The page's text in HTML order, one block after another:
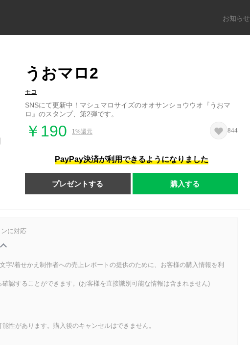
お知らせ
うおマロ2
モコ
SNSにて更新中！マシュマロサイズのオオサンショウウオ『うおマ
ロ』のスタンプ、第2弾です。
￥190 1%還元 844
PayPay決済が利用できるようになりました
プレゼントする 購入する
に対応
字/着せかえ制作者への売上レポートの提供のために、お客様の購入情報を利
認することができます。(お客様を直接識別可能な情報は含まれません)
性があります。購入後のキャンセルはできません。